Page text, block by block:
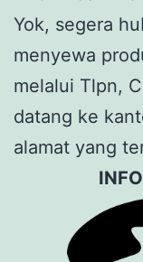
Yok, segera
menyewa
melalui Tlpn,
datang ke
alamat yang